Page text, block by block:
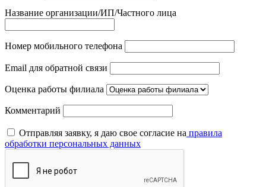
Название организации/ИП/Частного лица
Номер мобильного телефона
Email для обратной связи
Оценка работы филиала
Комментарий
Отправляя заявку, я даю свое согласие на правила
обработки персональных данных